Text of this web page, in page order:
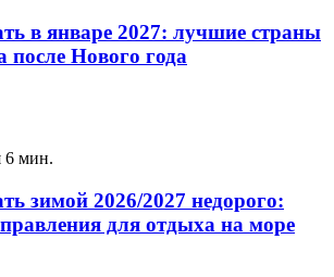
в январе 2027: лучшие страны
после Нового года
6 мин.
зимой 2026/2027 недорого:
для отдыха на море